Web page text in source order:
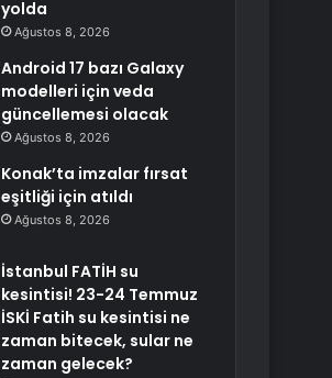
yolda
Ağustos 8, 2026
Android 17 bazı Galaxy
modelleri için veda
güncellemesi olacak
Ağustos 8, 2026
Konak’ta imzalar fırsat
eşitliği için atıldı
Ağustos 8, 2026
İstanbul FATİH su
kesintisi! 23-24 Temmuz
İSKİ Fatih su kesintisi ne
zaman bitecek, sular ne
zaman gelecek?